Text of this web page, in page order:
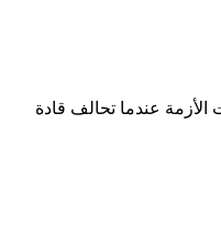
متراكمة، بدأت الأزمة عندما تحالف قادة